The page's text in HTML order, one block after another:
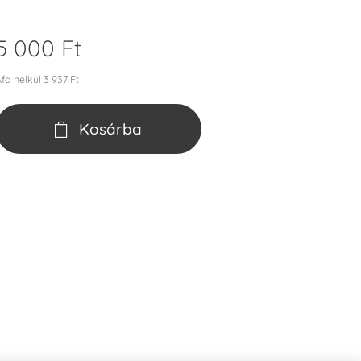
000 Ft
nélkül 3 937 Ft
Kosárba